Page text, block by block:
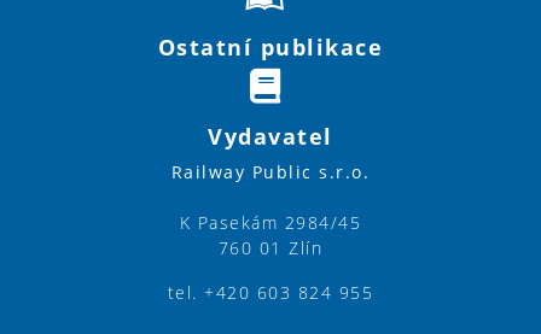
Ostatní publikace
Vydavatel
Railway Public s.r.o.
K Pasekám 2984/45
760 01 Zlín
tel. +420 603 824 955